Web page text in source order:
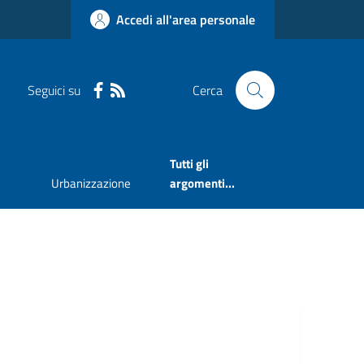
Accedi all'area personale
Seguici su Cerca
Urbanizzazione
Tutti gli
argomenti...